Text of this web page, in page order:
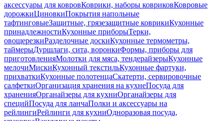
аксессуары для ковровКоврики, наборы ковриковКовровые
дорожкиЦиновкиПокрытия напольные
тафтинговыеЗащитные, грязезащитные коврикиКухонные
принадлежностиКухонные приборыТерки,
овощерезкиРазделочные доскиКухонные термометры,
таймерыДуршлаги, сита, воронкиФормы, приборы для
приготовленияМолотки для мяса, тендерайзерыКухонные
мелочиМискиКухонный текстильКухонные фартуки,
прихваткиКухонные полотенцаСкатерти, сервировочные
салфеткиОрганизация хранения на кухнеПосуда для
храненияОрганайзеры для кухниОрганайзеры для
специйПосуда для ланчаПолки и аксессуары на
рейлингиРейлинги для кухниОдноразовая посуда,